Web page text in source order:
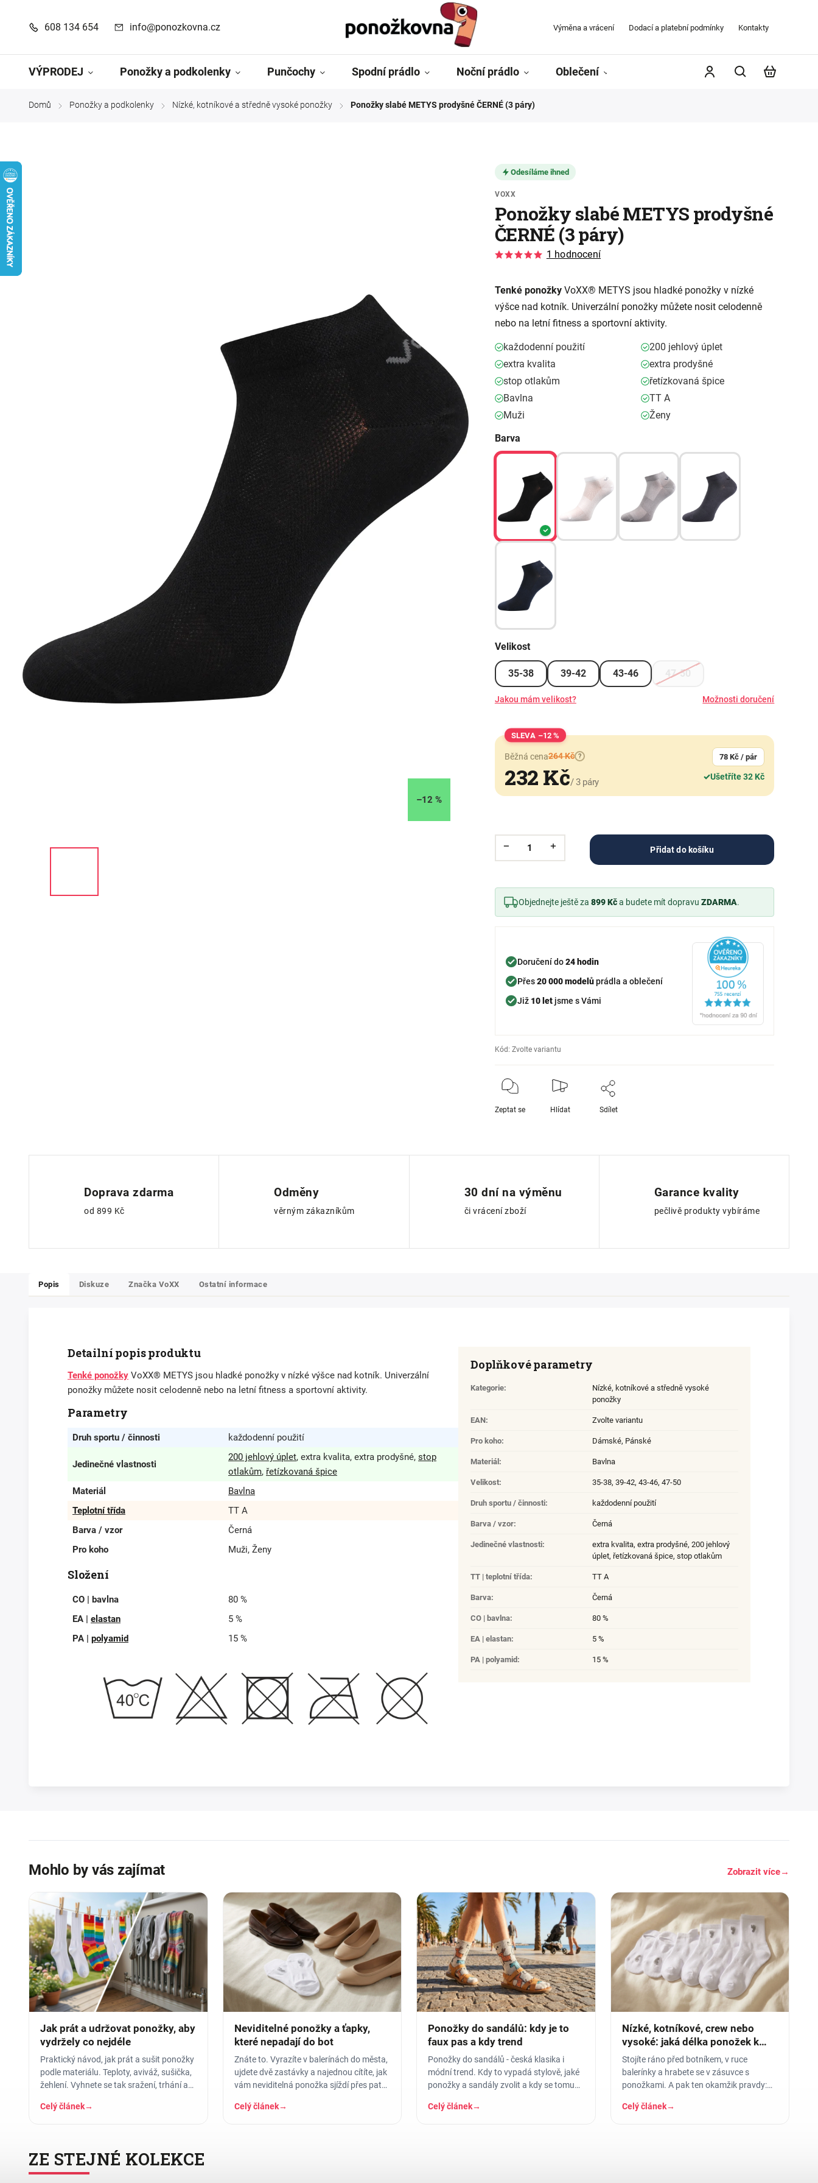
608 134 654 info@ponozkovna.cz Výměna a vrácení Dodací a platební podmínky Kontakty
VÝPRODEJ Ponožky a podkolenky Punčochy Spodní prádlo Noční prádlo Oblečení Kontakty
Domů / Ponožky a podkolenky / Nízké, kotníkové a středně vysoké ponožky / Ponožky slabé METYS prodyšné ČERNÉ (3 páry)
–12 %
Odesíláme ihned
Tenké ponožkyVoXX® METYS jsou hladké ponožky v nízké
výšce nad kotník. Univerzální ponožky můžete nosit celodenně
nebo na letní fitness a sportovní aktivity.
VOXX
Ponožky slabé METYS prodyšné
ČERNÉ (3 páry)
1 hodnocení
každodenní použití
200 jehlový úplet
extra kvalita
extra prodyšné
stop otlakům
řetízkovaná špice
Bavlna
TT A
Muži
Ženy
Barva
Velikost
35-38 39-42 43-46 47-50
Jakou mám velikost? Možnosti doručení
–12 %
Běžná cena264 Kč ?
232 Kč/ 3 páry ✓Ušetříte 32 Kč
78 Kč / pár
Přidat do košíku
Objednejte ještě za 899 Kča budete mít dopravu ZDARMA.
Doručení do24 hodin
Přes20 000 modelůprádla a oblečení
Již 10 letjsme s Vámi
Kód: Zvolte variantu
Zeptat se Hlídat Sdílet
Doprava zdarma
od 899 Kč
Odměny
věrným zákazníkům
30 dní na výměnu
či vrácení zboží
Garance kvality
pečlivě produkty vybíráme
Popis Diskuze Značka VoXX Ostatní informace
Detailní popis produktu
Tenké ponožky VoXX® METYS jsou hladké ponožky v nízké výšce nad kotník. Univerzální
ponožky můžete nosit celodenně nebo na letní fitness a sportovní aktivity.
Parametry
Druh sportu / činnosti každodenní použití
Jedinečné vlastnosti
200 jehlový úplet, extra kvalita, extra prodyšné, stop
otlakům, řetízkovaná špice
Materiál
Bavlna
Teplotní třída
TT A
Barva / vzor
Černá
Pro koho
Muži, Ženy
Složení
CO | bavlna
80 %
EA | elastan
5 %
PA | polyamid 15 %
Doplňkové parametry
Kategorie:
Nízké, kotníkové a středně vysoké
ponožky
EAN: Zvolte variantu
Pro koho: Dámské, Pánské
Materiál : Bavlna
Velikost: 35-38, 39-42, 43-46, 47-50
Druh sportu / činnosti: každodenní použití
Barva / vzor: Černá
Jedinečné vlastnosti: extra kvalita, extra prodyšné, 200 jehlový
úplet, řetízkovaná špice, stop otlakům
TT | teplotní třída: TT A
Barva: Černá
CO | bavlna: 80 %
EA | elastan: 5 %
PA | polyamid : 15 %
Mohlo by vás zajímat Zobrazit více→
Jak prát a udržovat ponožky, aby
vydržely co nejdéle
Praktický návod, jak prát a sušit ponožky
podle materiálu. Teploty, aviváž, sušička,
žehlení. Vyhnete se tak sražení, trhání a
Celý článek→
Neviditelné ponožky a ťapky,
které nepadají do bot
Znáte to. Vyrazíte v balerínách do města,
ujdete dvě zastávky a najednou cítíte, jak
vám neviditelná ponožka sjíždí přes patu
Celý článek→
Ponožky do sandálů: kdy je to
faux pas a kdy trend
Ponožky do sandálů - česká klasika i
módní trend. Kdy to vypadá stylově, jaké
ponožky a sandály zvolit a kdy se tomu
Celý článek→
Nízké, kotníkové, crew nebo
vysoké: jaká délka ponožek k
čemu
Stojíte ráno před botníkem, v ruce
balerínky a hrabete se v zásuvce s
ponožkami. A pak ten okamžik pravdy:
vám
Celý článek→
ZE STEJNÉ KOLEKCE